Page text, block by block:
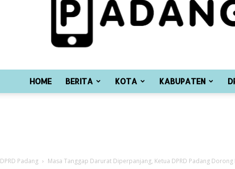
Time
HOME BERITA KOTA KABUPATEN
DPRD Padang Masa Tanggap Darurat Diperpanjang, Ketua DPRD Padang